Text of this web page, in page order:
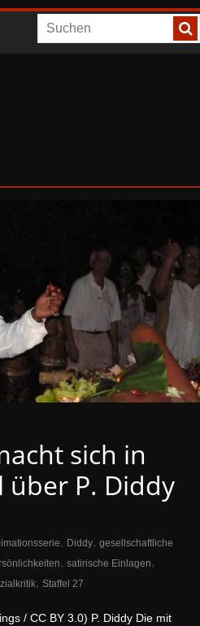
sich in
über P. Diddy
, Diddy, gesellschaftliche
, satirische Einlagen,
, Staffel 27
/ CC BY 3.0) P. Diddy Die mit